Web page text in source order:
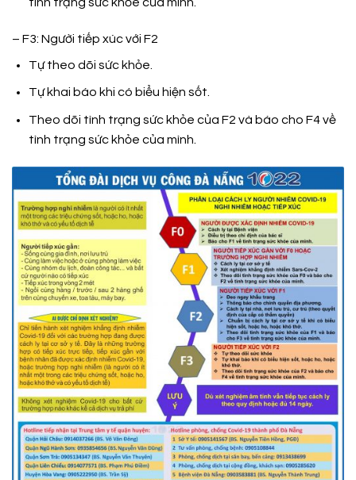
– F3: Người tiếp xúc với F2
Tự theo dõi sức khỏe.
Tự khai báo khi có biểu hiện sốt.
Theo dõi tình trạng sức khỏe của F2 và báo cho F4 về
tình trạng sức khỏe của mình.